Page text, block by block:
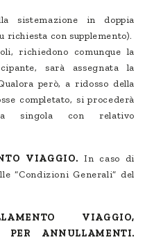
sistemazione in doppia
richiesta con supplemento).
richiedono comunque la
sarà assegnata la
però, a ridosso della
completato, si procederà
singola con relativo
VIAGGIO. In caso di
“Condizioni Generali” del
VIAGGIO,
ANNULLAMENTI.